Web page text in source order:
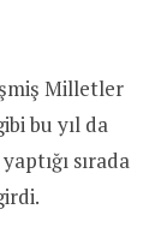
Milletler
bu yıl da
sırada